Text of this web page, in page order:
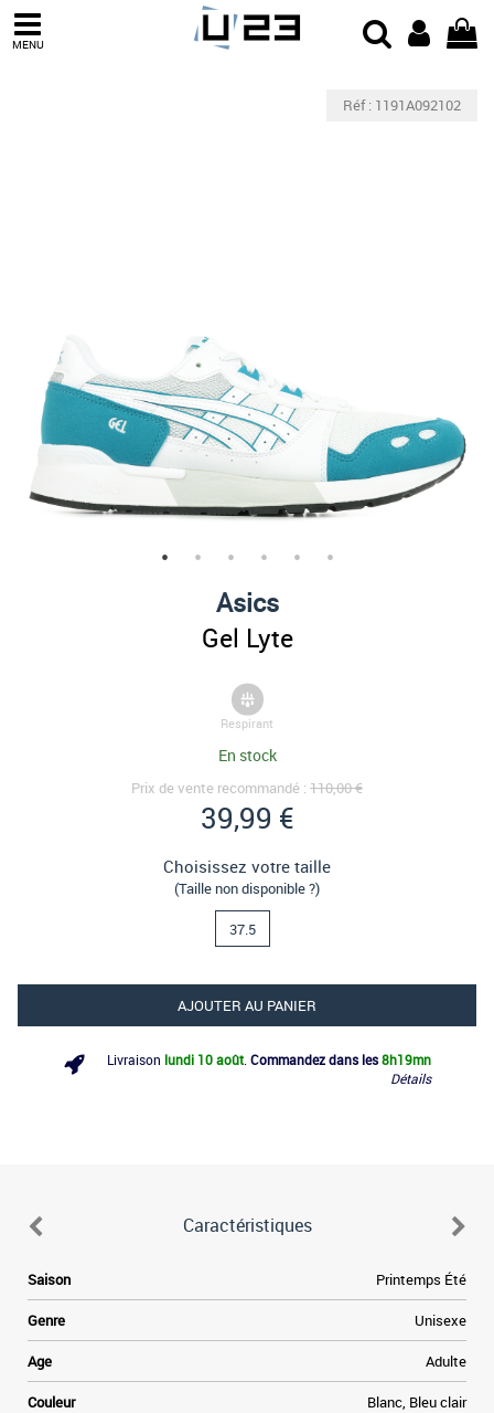
MENU
Réf : 1191A092102
Asics
Gel Lyte
Respirant
En stock
Prix de vente recommandé : 110,00 €
39,99 €
Choisissez votre taille
(Taille non disponible ?)
37.5
AJOUTER AU PANIER
Livraison lundi 10 août. Commandez dans les 8h19mn
Détails
Caractéristiques
Saison Printemps Été
Genre Unisexe
Age Adulte
Couleur Blanc, Bleu clair